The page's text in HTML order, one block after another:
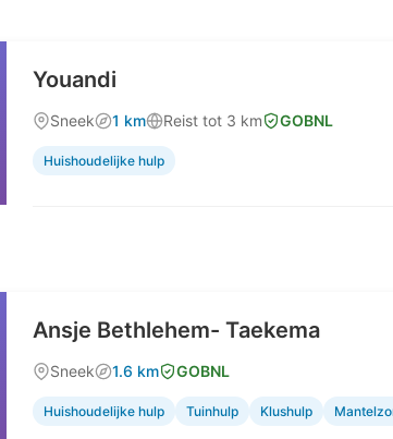
Youandi
Sneek 1 km Reist tot 3 km GOBNL
Huishoudelijke hulp
Ansje Bethlehem- Taekema
Sneek 1.6 km GOBNL
Huishoudelijke hulp Tuinhulp Klushulp